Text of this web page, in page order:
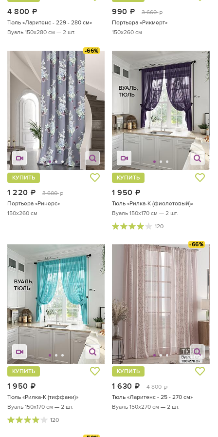
4 800
Тюль «Ларитенс - 229 - 280 см»
Вуаль 150х280 см — 2 шт.
990 руб.
3 660 руб.
Портьера «Рикмерт»
150x260 см
-66%
1 220 руб.
3 600 руб.
КУПИТЬ
Портьера «Ринерс»
150x260 см
1 950
КУПИТЬ
Тюль «Рилка-К (фиолетовый)»
Вуаль 150х170 см — 2 шт.
120
1 950
КУПИТЬ
Тюль «Рилка-К (тиффани)»
Вуаль 150х170 см — 2 шт.
120
-66%
1 630 руб.
4 800 руб.
КУПИТЬ
Тюль «Ларитенс - 25 - 270 см»
Вуаль 150х270 см — 2 шт.